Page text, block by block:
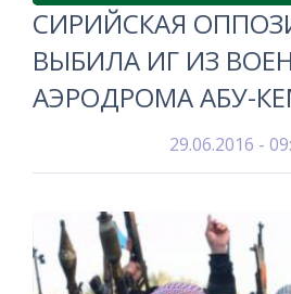
СИРИЙСКАЯ
ВЫБИЛА ИГ ИЗ
АЭРОДРОМА АБУ-
29.06.2016 -